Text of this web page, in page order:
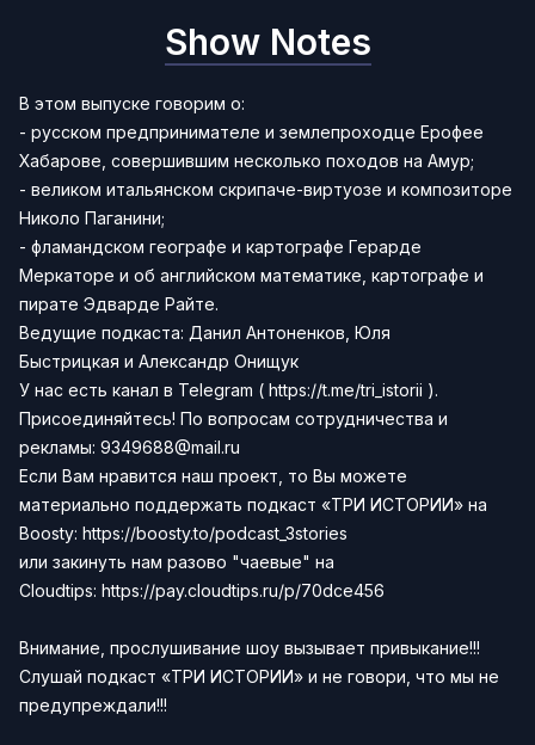
Show Notes
В этом выпуске говорим о:
- русском предпринимателе и землепроходце Ерофее
Хабарове, совершившим несколько походов на Амур;
- великом итальянском скрипаче-виртуозе и композиторе
Николо Паганини;
- фламандском географе и картографе Герарде
Меркаторе и об английском математике, картографе и
пирате Эдварде Райте.
Ведущие подкаста: Данил Антоненков, Юля
Быстрицкая и Александр Онищук
У нас есть канал в Telegram ( https://t.me/tri_istorii ).
Присоединяйтесь! По вопросам сотрудничества и
рекламы: 9349688@mail.ru
Если Вам нравится наш проект, то Вы можете
материально поддержать подкаст «ТРИ ИСТОРИИ» на
Boosty: https://boosty.to/podcast_3stories
или закинуть нам разово "чаевые" на
Сloudtips: https://pay.cloudtips.ru/p/70dce456
Внимание, прослушивание шоу вызывает привыкание!!!
Слушай подкаст «ТРИ ИСТОРИИ» и не говори, что мы не
предупреждали!!!